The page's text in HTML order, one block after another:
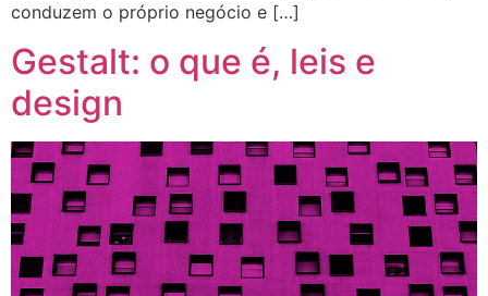
conduzem o próprio negócio e […]
Gestalt: o que é, leis e
design